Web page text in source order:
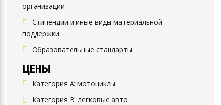
организации
Стипендии и иные виды материальной
поддержки
Образовательные стандарты
ЦЕНЫ
Категория A: мотоциклы
Категория B: легковые авто